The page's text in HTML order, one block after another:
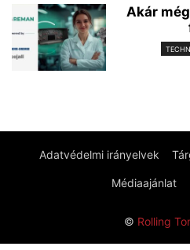
Akár
Adatvédelmi irányelvek
Médiaajánlat
© Rolling